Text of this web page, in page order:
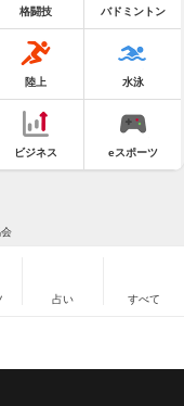
格闘技 バドミントン
陸上 水泳
ビジネス eスポーツ
占い すべて